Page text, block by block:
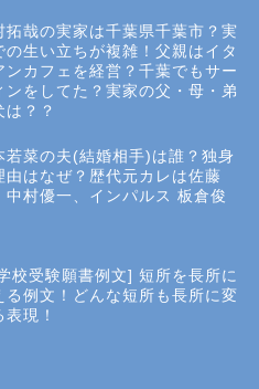
拓哉の実家は千葉県千葉市？実
の生い立ちが複雑！父親はイタ
ンカフェを経営？千葉でもサー
ンをしてた？実家の父・母・弟
は？？
若菜の夫(結婚相手)は誰？独身
由はなぜ？歴代元カレは佐藤
中村優一、インパルス 板倉俊
校受験願書例文] 短所を長所に
る例文！どんな短所も長所に変
表現！
Privacy Policy
小学校受験
所長コラム